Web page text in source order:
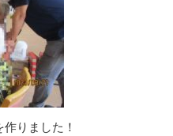
りました！